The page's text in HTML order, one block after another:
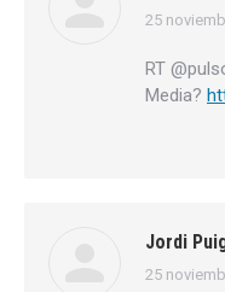
dice:
25
RT
Media?
Jordi
dice:
25